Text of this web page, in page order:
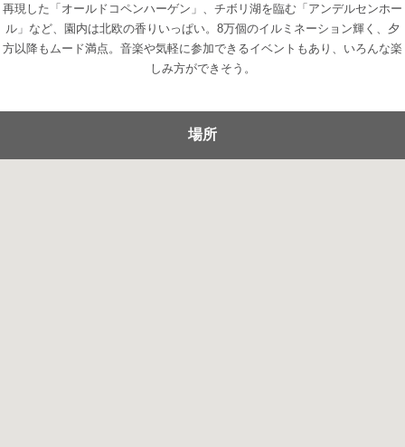
再現した「オールドコペンハーゲン」、チボリ湖を臨む「アンデルセンホー
ル」など、園内は北欧の香りいっぱい。8万個のイルミネーション輝く、夕
方以降もムード満点。音楽や気軽に参加できるイベントもあり、いろんな楽
しみ方ができそう。
場所